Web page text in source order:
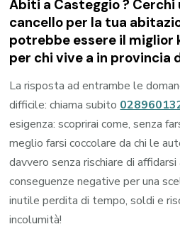
Abiti a Casteggio? Cerchi
cancello per la tua
potrebbe essere il miglior
per chi vive a in provincia
La risposta ad entrambe le
difficile: chiama subito
esigenza: scoprirai come, senza
meglio farsi coccolare da chi le
davvero senza rischiare di
conseguenze negative per una
inutile perdita di tempo, soldi e
incolumità!